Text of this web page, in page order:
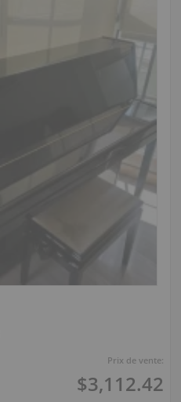
Prix de vente:
$3,112.42